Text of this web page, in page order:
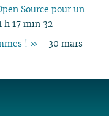
Source pour un
17 min 32
! » - 30 mars